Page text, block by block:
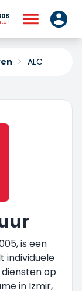
ALC
is een
individuele
op
in Izmir,